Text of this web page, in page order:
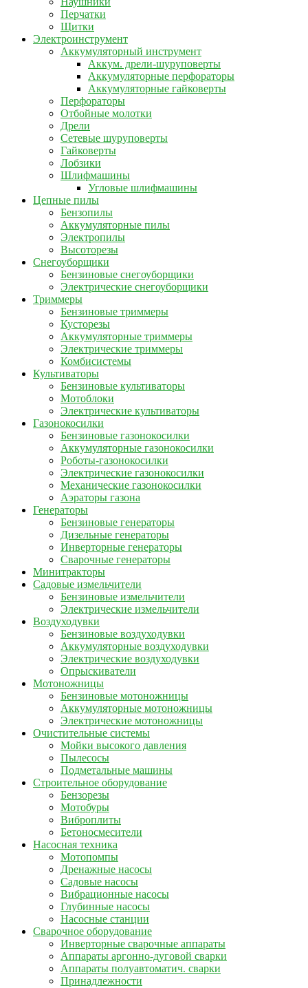
Перчатки
Щитки
Электроинструмент
Аккумуляторный инструмент
Аккум. дрели-шуруповерты
Аккумуляторные перфораторы
Аккумуляторные гайковерты
Перфораторы
Отбойные молотки
Дрели
Сетевые шуруповерты
Гайковерты
Лобзики
Шлифмашины
Угловые шлифмашины
Цепные пилы
Бензопилы
Аккумуляторные пилы
Электропилы
Высоторезы
Снегоуборщики
Бензиновые снегоуборщики
Электрические снегоуборщики
Триммеры
Бензиновые триммеры
Кусторезы
Аккумуляторные триммеры
Электрические триммеры
Комбисистемы
Культиваторы
Бензиновые культиваторы
Мотоблоки
Электрические культиваторы
Газонокосилки
Бензиновые газонокосилки
Аккумуляторные газонокосилки
Роботы-газонокосилки
Электрические газонокосилки
Механические газонокосилки
Аэраторы газона
Генераторы
Бензиновые генераторы
Дизельные генераторы
Инверторные генераторы
Сварочные генераторы
Минитракторы
Садовые измельчители
Бензиновые измельчители
Электрические измельчители
Воздуходувки
Бензиновые воздуходувки
Аккумуляторные воздуходувки
Электрические воздуходувки
Опрыскиватели
Мотоножницы
Бензиновые мотоножницы
Аккумуляторные мотоножницы
Электрические мотоножницы
Очистительные системы
Мойки высокого давления
Пылесосы
Подметальные машины
Строительное оборудование
Бензорезы
Мотобуры
Виброплиты
Бетоносмесители
Насосная техника
Мотопомпы
Дренажные насосы
Садовые насосы
Вибрационные насосы
Глубинные насосы
Насосные станции
Сварочное оборудование
Инверторные сварочные аппараты
Аппараты аргонно-дуговой сварки
Аппараты полуавтоматич. сварки
Принадлежности